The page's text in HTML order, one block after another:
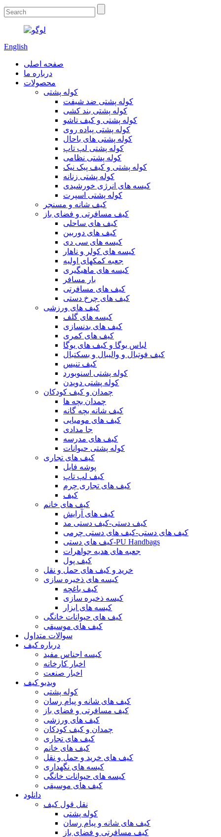
English
صفحه اصلی
درباره ما
محصولات
کوله پشتی
کوله پشتی ضد شیفت
کوله پشتی بند کشی
کوله پشتی و کیف تاشو
کوله پشتی پیاده روی
کوله پشتی های باحال
کوله پشتی لپ تاپ
کوله پشتی نظامی
کوله پشتی و کیف پیک نیک
کوله پشتی زنانه
کیسه های انرژی خورشیدی
کوله پشتی اسپرت
کیف شانه و مسنجر
کیف مسافرتی و فضای باز
کیف های ساحلی
کیف های دوربین
کیسه های سی دی
کیسه های کولر و ناهار
جعبه کمکهای اولیه
کیسه های ماهیگیری
بار مسافر
کیف های مسافرتی
کیف های چرخ دستی
کیف های ورزشی
کیسه های گلف
کیف های بدنسازی
کیف های کمری
لباس یوگا و کیف های یوگا
کیف فوتبال و والیبال و بسکتبال
کیف تنیس
کوله پشتی اسنوبورد
کوله پشتی دویدن
چمدان و کیف کودکان
چمدان بچه ها
کیف شانه بچه گانه
کیف های مومیایی
جا مدادی
کیف های مدرسه
کوله پشتی حیوانات
کیف های تجاری
پوشه فایل
کیف لپ تاپ
کیف های تجاری چرم
کیف
کیف های خانم
کیف های آرایش
کیف دستی-کیف دستی مد
کیف های دستی-کیف های دستی چرمی
کیف های دستی-PU Handbags
جعبه های هدیه جواهرات
کیف پول
خرید و کیف های حمل و نقل
کیسه های ذخیره سازی
کیف باغچه
کیسه ذخیره سازی
کیسه های ابزار
کیف های حیوانات خانگی
کیف های موسیقی
سوالات متداول
درباره کیف
کیسه اجناس مفید
اخبار کارخانه
اخبار صنعت
ویدیو کیف
کوله پشتی
کیف های شانه و پیام رسان
کیف مسافرتی و فضای باز
کیف های ورزشی
چمدان و کیف کودکان
کیف های تجاری
کیف های خانم
کیف های خرید و حمل و نقل
کیسه های نگهداری
کیسه های حیوانات خانگی
کیف های موسیقی
دانلود
نقل قول کیف
کوله پشتی
کیف های شانه و پیام رسان
کیف مسافرتی و فضای باز